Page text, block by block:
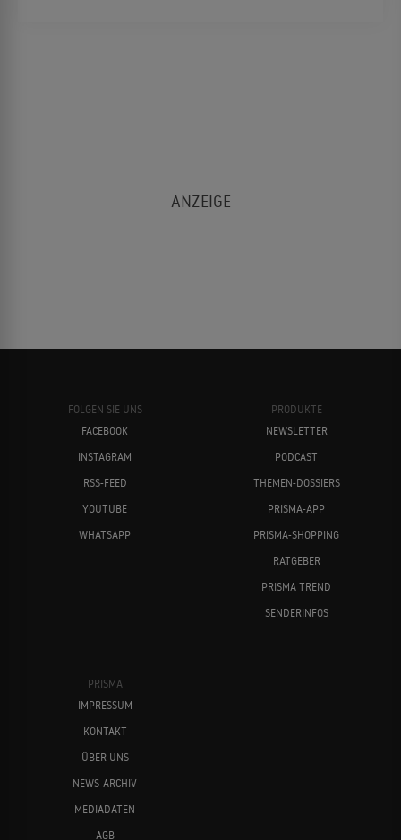
FOLGEN SIE UNS
FACEBOOK
INSTAGRAM
RSS-FEED
YOUTUBE
WHATSAPP
PRODUKTE
NEWSLETTER
PODCAST
THEMEN-DOSSIERS
PRISMA-APP
PRISMA-SHOPPING
RATGEBER
PRISMA TREND
SENDERINFOS
PRISMA
IMPRESSUM
KONTAKT
ÜBER UNS
NEWS-ARCHIV
MEDIADATEN
AGB